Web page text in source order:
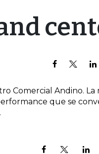
Comercial Andino.
que se